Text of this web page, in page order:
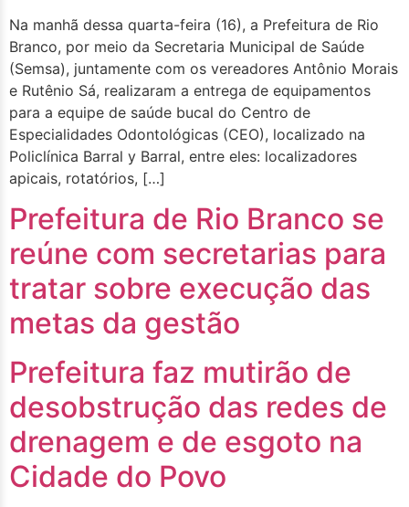
Na manhã dessa quarta-feira (16), a Prefeitura de Rio
Branco, por meio da Secretaria Municipal de Saúde
(Semsa), juntamente com os vereadores Antônio Morais
e Rutênio Sá, realizaram a entrega de equipamentos
para a equipe de saúde bucal do Centro de
Especialidades Odontológicas (CEO), localizado na
Policlínica Barral y Barral, entre eles: localizadores
apicais, rotatórios, […]
Prefeitura de Rio Branco se
reúne com secretarias para
tratar sobre execução das
metas da gestão
Prefeitura faz mutirão de
desobstrução das redes de
drenagem e de esgoto na
Cidade do Povo